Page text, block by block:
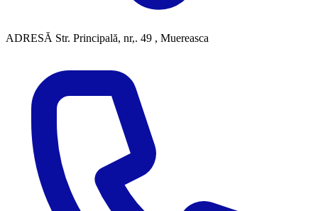
ADRESĂ Str. Principală, nr,. 49 , Muereasca